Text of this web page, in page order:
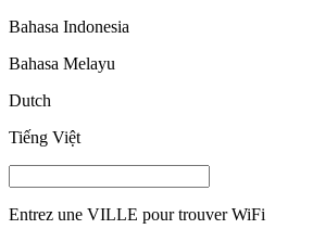
Bahasa Indonesia
Bahasa Melayu
Dutch
Tiếng Việt
Entrez une VILLE pour trouver WiFi